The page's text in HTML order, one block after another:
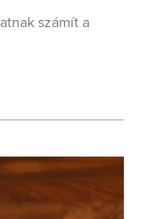
számít a